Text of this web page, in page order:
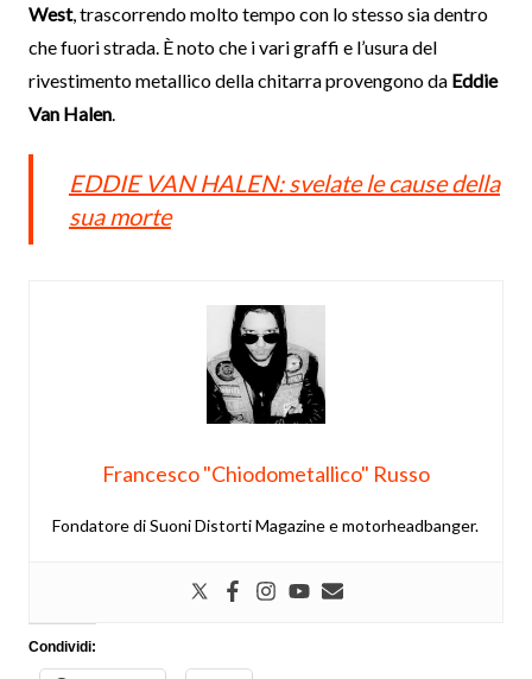
West, trascorrendo molto tempo con lo stesso sia dentro
che fuori strada. È noto che i vari graffi e l’usura del
rivestimento metallico della chitarra provengono da Eddie
Van Halen.
EDDIE VAN HALEN: svelate le cause della
sua morte
Francesco "Chiodometallico" Russo
Fondatore di Suoni Distorti Magazine e motorheadbanger.
Condividi: